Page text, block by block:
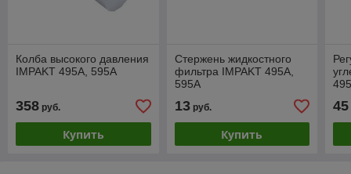
Колба высокого давления
IMPAKT 495A, 595A
358 руб.
Купить
Стержень жидкостного
фильтра IMPAKT 495A,
595A
13руб.
Купить
45